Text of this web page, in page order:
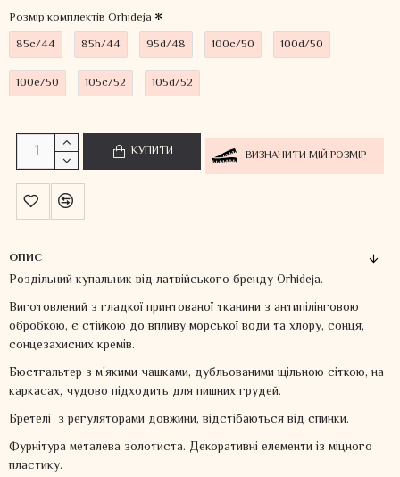
Розмір комплектів Orhideja
85c/44
85h/44 95d/48 100c/50 100d/50
100e/50 105c/52 105d/52
КУПИТИ ВИЗНАЧИТИ МІЙ РОЗМІР
ОПИС
Роздільний купальник від латвійського бренду Orhideja.
Виготовлений з гладкої принтованої тканини з антипілінговою
обробкою, є стійкою до впливу морської води та хлору, сонця,
сонцезахисних кремів.
Бюстгальтер з м'якими чашками, дубльованими щільною сіткою, на
каркасах, чудово підходить для пишних грудей.
Бретелі з регуляторами довжини, відстібаються від спинки.
Фурнітура металева золотиста. Декоративні елементи із міцного
пластику.